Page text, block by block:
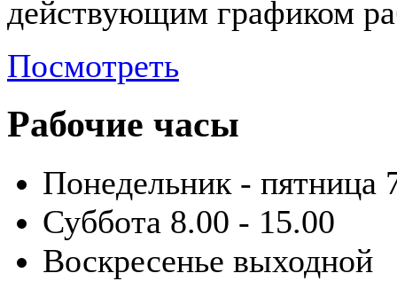
действующим графиком
Посмотреть
Рабочие часы
Понедельник - пятница
Суббота 8.00 - 15.00
Воскресенье выходной